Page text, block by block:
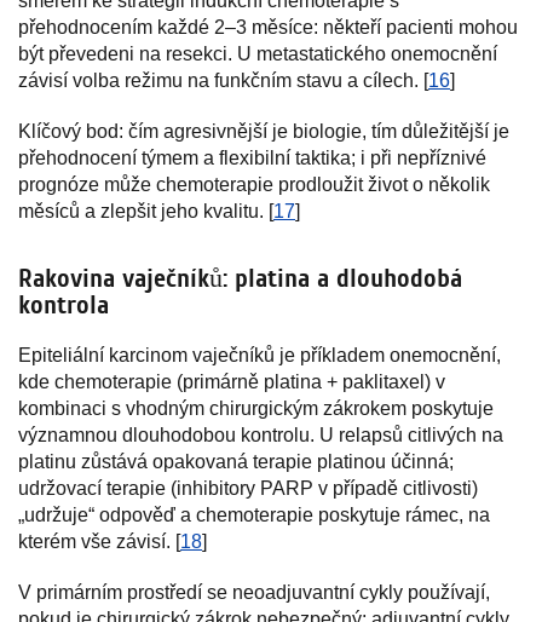
přehodnocením každé 2–3 měsíce: někteří pacienti mohou
být převedeni na resekci. U metastatického onemocnění
závisí volba režimu na funkčním stavu a cílech. [16]
Klíčový bod: čím agresivnější je biologie, tím důležitější je
přehodnocení týmem a flexibilní taktika; i při nepříznivé
prognóze může chemoterapie prodloužit život o několik
měsíců a zlepšit jeho kvalitu. [17]
Rakovina vaječníků: platina a dlouhodobá
kontrola
Epiteliální karcinom vaječníků je příkladem onemocnění,
kde chemoterapie (primárně platina + paklitaxel) v
kombinaci s vhodným chirurgickým zákrokem poskytuje
významnou dlouhodobou kontrolu. U relapsů citlivých na
platinu zůstává opakovaná terapie platinou účinná;
udržovací terapie (inhibitory PARP v případě citlivosti)
„udržuje“ odpověď a chemoterapie poskytuje rámec, na
kterém vše závisí. [18]
V primárním prostředí se neoadjuvantní cykly používají,